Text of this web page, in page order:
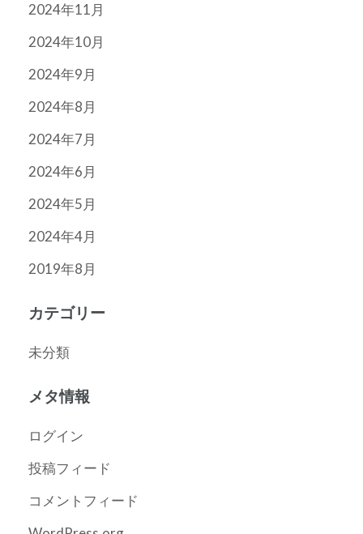
2024年11月
2024年10月
2024年9月
2024年8月
2024年7月
2024年6月
2024年5月
2024年4月
2019年8月
カテゴリー
未分類
メタ情報
ログイン
投稿フィード
コメントフィード